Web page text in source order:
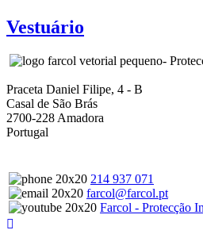
Vestuário
-
Praceta Daniel Filipe, 4 - B
Casal de São Brás
2700-228 Amadora
Portugal
214 937 071
farcol@farcol.pt
Farcol - Protecção